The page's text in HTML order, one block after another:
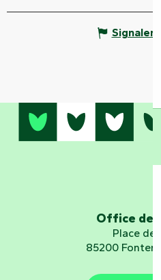
Signaler
Office de
Place de
85200